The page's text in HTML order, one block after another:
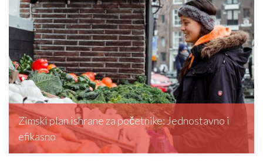
Zimski plan ishrane za početnike: Jednostavno i
efikasno